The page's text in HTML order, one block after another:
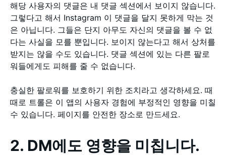
해당 사용자의 댓글은 내 댓글 섹션에서 보이지 않습니다.
그렇다고 해서 Instagram 이 댓글을 달지 못하게 막는 것
은 아닙니다. 그들은 단지 아무도 자신의 댓글을 볼 수 없
다는 사실을 모를 뿐입니다. 보이지 않는다고 해서 상처를
받지는 않을 수도 있습니다. 댓글 섹션에 있는 다른 팔로
워들에게도 피해를 줄 수 없습니다.
충실한 팔로워를 보호하기 위한 조치라고 생각하세요. 때
때로 트롤은 이 앱의 사용자 경험에 부정적인 영향을 미칠
수 있습니다. 페이지를 안전한 장소로 만드세요.
2. DM에도 영향을 미칩니다.